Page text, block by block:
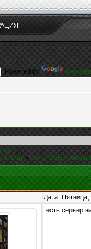
Powered by
of Duty » Call of Duty 4:
Дата:
есть сервер